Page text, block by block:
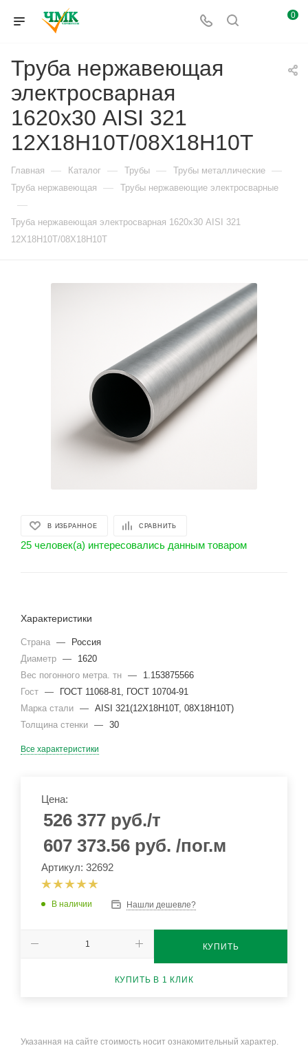
0
Труба нержавеющая
электросварная
1620х30 AISI 321
12Х18Н10Т/08Х18Н10Т
Главная — Каталог — Трубы — Трубы металлические —
Труба нержавеющая — Трубы нержавеющие электросварные
—
Труба нержавеющая электросварная 1620х30 AISI 321
12Х18Н10Т/08Х18Н10Т
В ИЗБРАННОЕ СРАВНИТЬ
25 человек(а) интересовались данным товаром
Характеристики
Страна —
Россия
Диаметр —
1620
Вес погонного метра. тн —
1.153875566
Гост —
ГОСТ 11068-81, ГОСТ 10704-91
Марка стали — AISI 321(12Х18Н10Т, 08Х18Н10Т)
Толщина стенки — 30
Все характеристики
Цена:
526 377 руб./т
607 373.56 руб. /пог.м
Артикул: 32692
В наличии Нашли дешевле?
КУПИТЬ
КУПИТЬ В 1 КЛИК
Указанная на сайте стоимость носит ознакомительный характер.